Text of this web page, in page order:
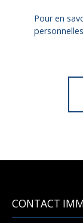
Pour en
CONTACT